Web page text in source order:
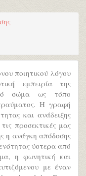
ποιητικού λόγου
εμπειρία της
σώμα ως τόπο
Η γραφή
και ανάδειξης
προσεκτικές μας
η ανάγκη απόδοσης
ύστερα από
η φωνητική και
με έναν